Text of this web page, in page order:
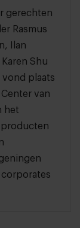
gerechten
Rasmus
Ilan
Shu
plaats
van
het
corporates